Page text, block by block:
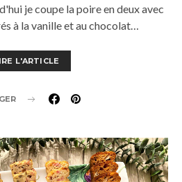
je coupe la poire en deux avec
à la vanille et au chocolat…
L'ARTICLE